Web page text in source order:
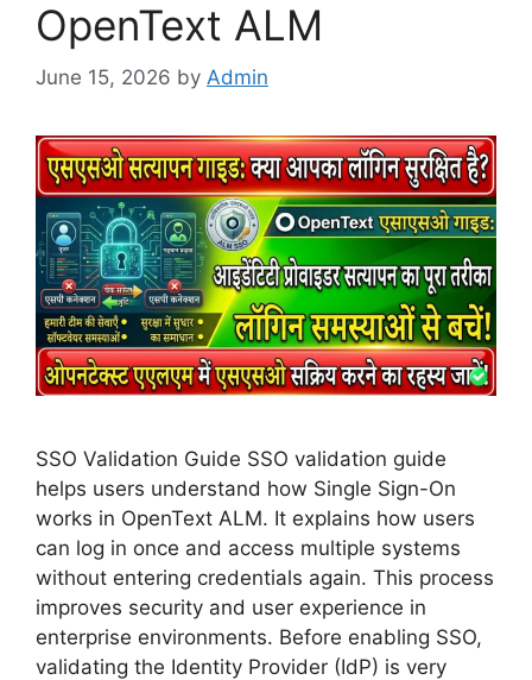
OpenText ALM
June 15, 2026 by Admin
SSO Validation Guide SSO validation guide
helps users understand how Single Sign-On
works in OpenText ALM. It explains how users
can log in once and access multiple systems
without entering credentials again. This process
improves security and user experience in
enterprise environments. Before enabling SSO,
validating the Identity Provider (IdP) is very